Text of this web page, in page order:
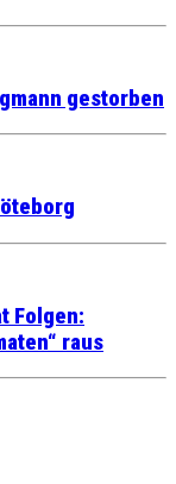
gestorben
Folgen:
raus